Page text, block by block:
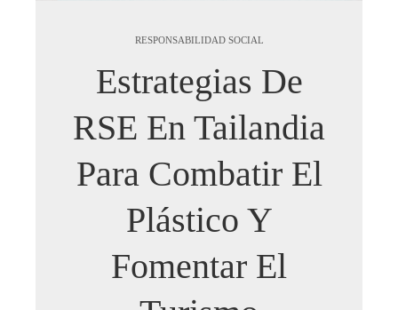
RESPONSABILIDAD SOCIAL
Estrategias De
RSE En Tailandia
Para Combatir El
Plástico Y
Fomentar El